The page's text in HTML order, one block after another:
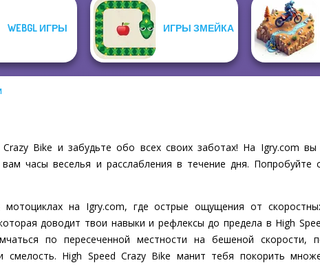
WEBGL ИГРЫ ИГРЫ ЗМЕЙКА
Bike и забудьте обо всех своих заботах! На Igry.com
часы веселья и расслабления в течение дня. Попробуйте
на Igry.com, где острые ощущения от
доводит твои навыки и рефлексы до предела в High
по пересеченной местности на бешеной скорости,
смелость. High Speed Crazy Bike манит тебя покорить